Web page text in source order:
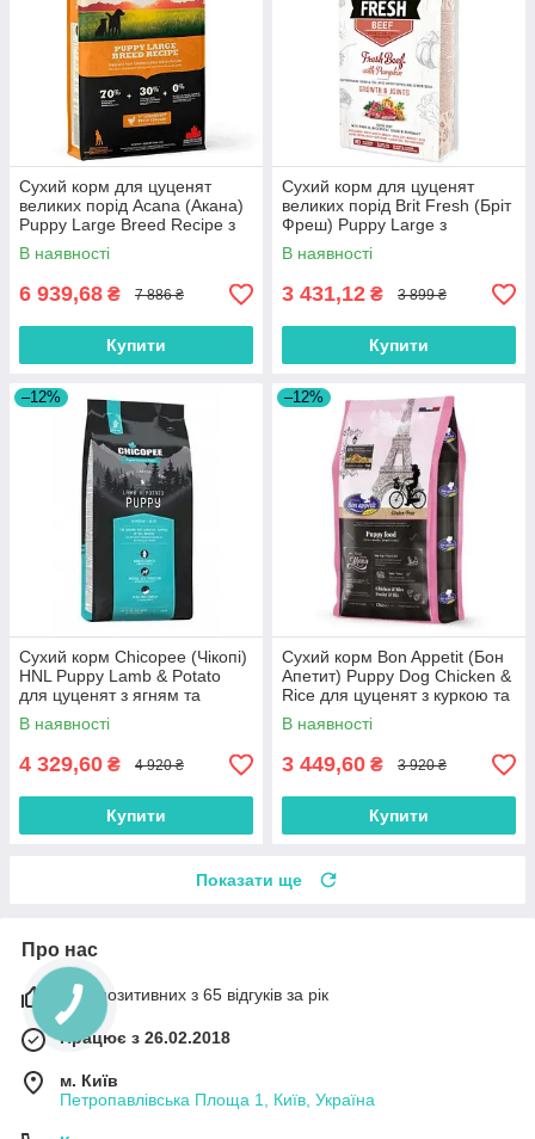
Сухий корм для цуценят
великих порід Acana (Акана)
Puppy Large Breed Recipe з
м'ясом курчат 17 кг
В наявності
6 939,68 ₴ 7 886 ₴
Купити
Сухий корм для цуценят
великих порід Brit Fresh (Бріт
Фреш) Puppy Large з
яловичиною та гарбузом 12
кг
В наявності
3 431,12 ₴ 3 899 ₴
Купити
–12%
Сухий корм Chicopee (Чікопі)
HNL Puppy Lamb & Potato
для цуценят з ягням та
картоплею 12 кг
В наявності
4 329,60 ₴ 4 920 ₴
Купити
–12%
Сухий корм Bon Appetit (Бон
Апетит) Puppy Dog Chicken &
Rice для цуценят з куркою та
рисом 12 кг
В наявності
3 449,60 ₴ 3 920 ₴
Купити
Показати ще
Про нас
98% позитивних з 65 відгуків за рік
Працює з 26.02.2018
м. Київ
Петропавлівська Площа 1, Київ, Україна